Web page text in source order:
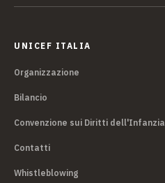
UNICEF ITALIA
Organizzazione
Bilancio
Convenzione sui Diritti dell'Infanzia
Contatti
Whistleblowing